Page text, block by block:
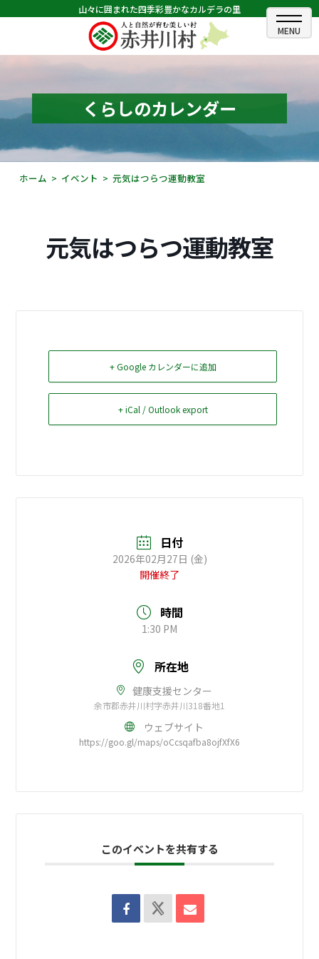
山々に囲まれた四季彩豊かなカルデラの里
ホーム
むらのできごと
むらのプロフィール
くらしの情報
観光・イベント情報
くらしのカレンダー
ホーム イベント 元気はつらつ運動教室
元気はつらつ運動教室
+ Google カレンダーに追加
+ iCal / Outlook export
日付
2026年02月27日 (金)
開催終了
時間
1:30 PM
所在地
健康支援センター
余市郡赤井川村字赤井川318番地1
ウェブサイト
https://goo.gl/maps/oCcsqafba8ojfXfX6
このイベントを共有する